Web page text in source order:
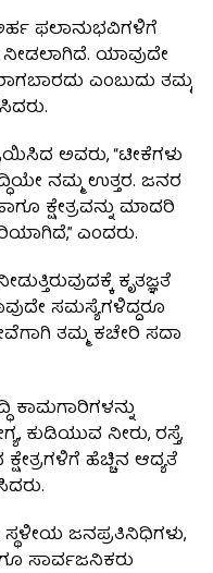
ಫಲಾನುಭವಿಗಳಿಗೆ
ಯಾವುದೇ
ಎಂಬುದು ತಮ್ಮ
ಅವರು, “ಟೀಕೆಗಳು
ನಮ್ಮ ಉತ್ತರ. ಜನರ
ಕ್ಷೇತ್ರವನ್ನು ಮಾದರಿ
ಎಂದರು.
ಕೃತಜ್ಞತೆ
ಸಮಸ್ಯೆಗಳಿದ್ದರೂ
ತಮ್ಮ ಕಚೇರಿ ಸದಾ
ಕಾಮಗಾರಿಗಳನ್ನು
ಕುಡಿಯುವ ನೀರು, ರಸ್ತೆ,
ಹೆಚ್ಚಿನ ಆದ್ಯತೆ
ಜನಪ್ರತಿನಿಧಿಗಳು,
ಸಾರ್ವಜನಿಕರು